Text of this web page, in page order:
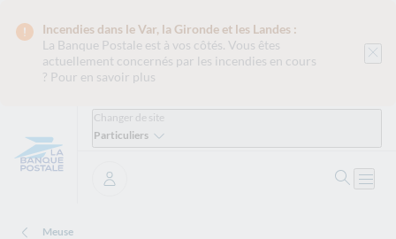
Incendies dans le Var, la Gironde et les Landes :
La Banque Postale est à vos côtés. Vous êtes
actuellement concernés par les incendies en cours
? Pour en savoir plus
Changer de site
Particuliers
Se connecter
Meuse